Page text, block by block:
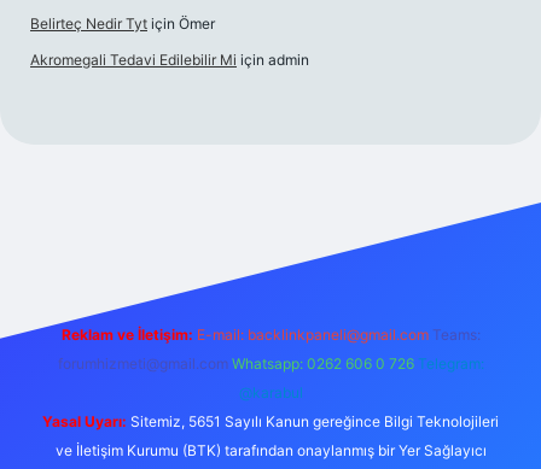
Belirteç Nedir Tyt için Ömer
Akromegali Tedavi Edilebilir Mi için admin
Reklam ve İletişim: E-mail: backlinkpaneli@gmail.com Teams:
forumhizmeti@gmail.com Whatsapp: 0262 606 0 726 Telegram:
@karabul
Yasal Uyarı: Sitemiz, 5651 Sayılı Kanun gereğince Bilgi Teknolojileri
ve İletişim Kurumu (BTK) tarafından onaylanmış bir Yer Sağlayıcı